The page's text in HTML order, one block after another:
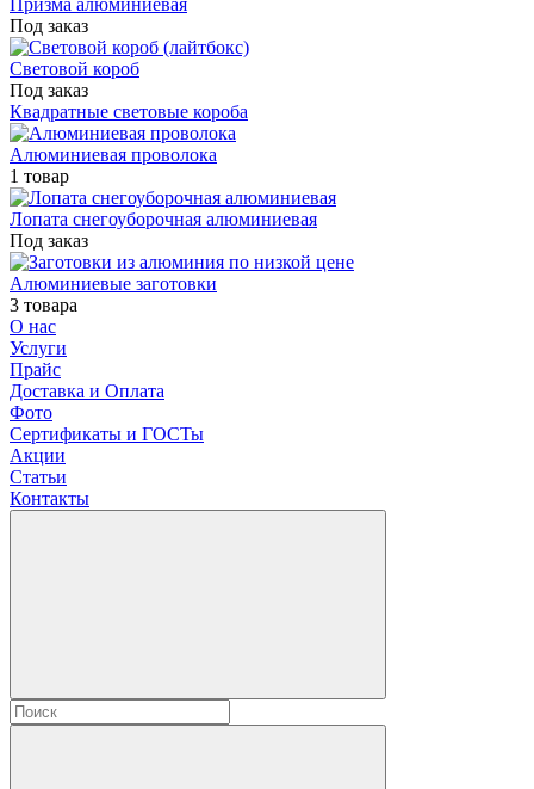
Призма алюминиевая
Под заказ
Световой короб
Под заказ
Квадратные световые короба
Алюминиевая проволока
1 товар
Лопата снегоуборочная алюминиевая
Под заказ
Алюминиевые заготовки
3 товара
О нас
Услуги
Прайс
Доставка и Оплата
Фото
Сертификаты и ГОСТы
Акции
Статьи
Контакты